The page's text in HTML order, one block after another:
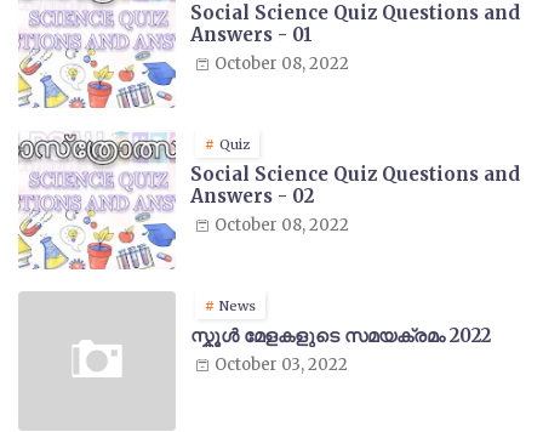
Social Science Quiz Questions and
Answers - 01
October 08, 2022
Quiz
Social Science Quiz Questions and
Answers - 02
October 08, 2022
News
സ്കൂൾ മേളകളുടെ സമയക്രമം 2022
October 03, 2022